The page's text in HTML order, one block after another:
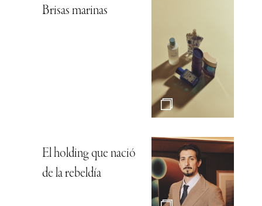
Brisas marinas
El holding que nació
de la rebeldía